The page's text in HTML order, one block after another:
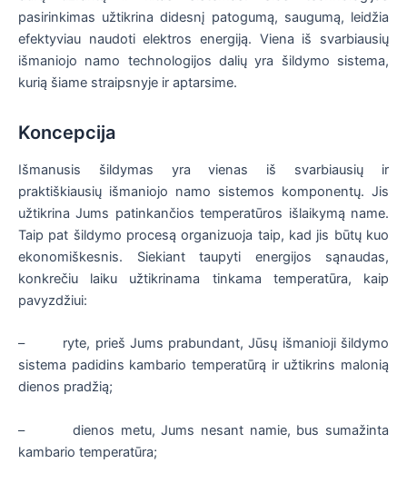
pasirinkimas užtikrina didesnį patogumą, saugumą, leidžia
efektyviau naudoti elektros energiją. Viena iš svarbiausių
išmaniojo namo technologijos dalių yra šildymo sistema,
kurią šiame straipsnyje ir aptarsime.
Koncepcija
Išmanusis šildymas yra vienas iš svarbiausių ir
praktiškiausių išmaniojo namo sistemos komponentų. Jis
užtikrina Jums patinkančios temperatūros išlaikymą name.
Taip pat šildymo procesą organizuoja taip, kad jis būtų kuo
ekonomiškesnis. Siekiant taupyti energijos sąnaudas,
konkrečiu laiku užtikrinama tinkama temperatūra, kaip
pavyzdžiui:
– ryte, prieš Jums prabundant, Jūsų išmanioji šildymo
sistema padidins kambario temperatūrą ir užtikrins malonią
dienos pradžią;
– dienos metu, Jums nesant namie, bus sumažinta
kambario temperatūra;